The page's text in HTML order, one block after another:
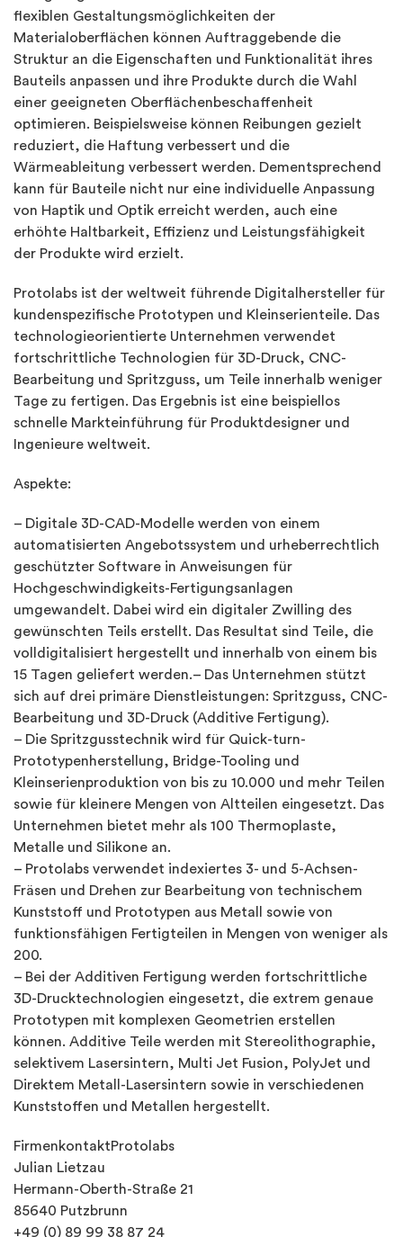
flexiblen Gestaltungsmöglichkeiten der
Materialoberflächen können Auftraggebende die
Struktur an die Eigenschaften und Funktionalität ihres
Bauteils anpassen und ihre Produkte durch die Wahl
einer geeigneten Oberflächenbeschaffenheit
optimieren. Beispielsweise können Reibungen gezielt
reduziert, die Haftung verbessert und die
Wärmeableitung verbessert werden. Dementsprechend
kann für Bauteile nicht nur eine individuelle Anpassung
von Haptik und Optik erreicht werden, auch eine
erhöhte Haltbarkeit, Effizienz und Leistungsfähigkeit
der Produkte wird erzielt.
Protolabs ist der weltweit führende Digitalhersteller für
kundenspezifische Prototypen und Kleinserienteile. Das
technologieorientierte Unternehmen verwendet
fortschrittliche Technologien für 3D-Druck, CNC-
Bearbeitung und Spritzguss, um Teile innerhalb weniger
Tage zu fertigen. Das Ergebnis ist eine beispiellos
schnelle Markteinführung für Produktdesigner und
Ingenieure weltweit.
Aspekte:
– Digitale 3D-CAD-Modelle werden von einem
automatisierten Angebotssystem und urheberrechtlich
geschützter Software in Anweisungen für
Hochgeschwindigkeits-Fertigungsanlagen
umgewandelt. Dabei wird ein digitaler Zwilling des
gewünschten Teils erstellt. Das Resultat sind Teile, die
volldigitalisiert hergestellt und innerhalb von einem bis
15 Tagen geliefert werden.– Das Unternehmen stützt
sich auf drei primäre Dienstleistungen: Spritzguss, CNC-
Bearbeitung und 3D-Druck (Additive Fertigung).
– Die Spritzgusstechnik wird für Quick-turn-
Prototypenherstellung, Bridge-Tooling und
Kleinserienproduktion von bis zu 10.000 und mehr Teilen
sowie für kleinere Mengen von Altteilen eingesetzt. Das
Unternehmen bietet mehr als 100 Thermoplaste,
Metalle und Silikone an.
– Protolabs verwendet indexiertes 3- und 5-Achsen-
Fräsen und Drehen zur Bearbeitung von technischem
Kunststoff und Prototypen aus Metall sowie von
funktionsfähigen Fertigteilen in Mengen von weniger als
200.
– Bei der Additiven Fertigung werden fortschrittliche
3D-Drucktechnologien eingesetzt, die extrem genaue
Prototypen mit komplexen Geometrien erstellen
können. Additive Teile werden mit Stereolithographie,
selektivem Lasersintern, Multi Jet Fusion, PolyJet und
Direktem Metall-Lasersintern sowie in verschiedenen
Kunststoffen und Metallen hergestellt.
FirmenkontaktProtolabs
Julian Lietzau
Hermann-Oberth-Straße 21
85640 Putzbrunn
+49 (0) 89 99 38 87 24